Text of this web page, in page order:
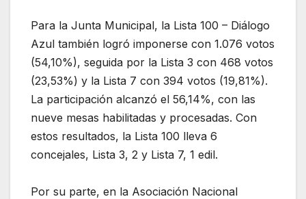
Para la Junta Municipal, la Lista 100 – Diálogo
Azul también logró imponerse con 1.076 votos
(54,10%), seguida por la Lista 3 con 468 votos
(23,53%) y la Lista 7 con 394 votos (19,81%).
La participación alcanzó el 56,14%, con las
nueve mesas habilitadas y procesadas. Con
estos resultados, la Lista 100 lleva 6
concejales, Lista 3, 2 y Lista 7, 1 edil.
Por su parte, en la Asociación Nacional